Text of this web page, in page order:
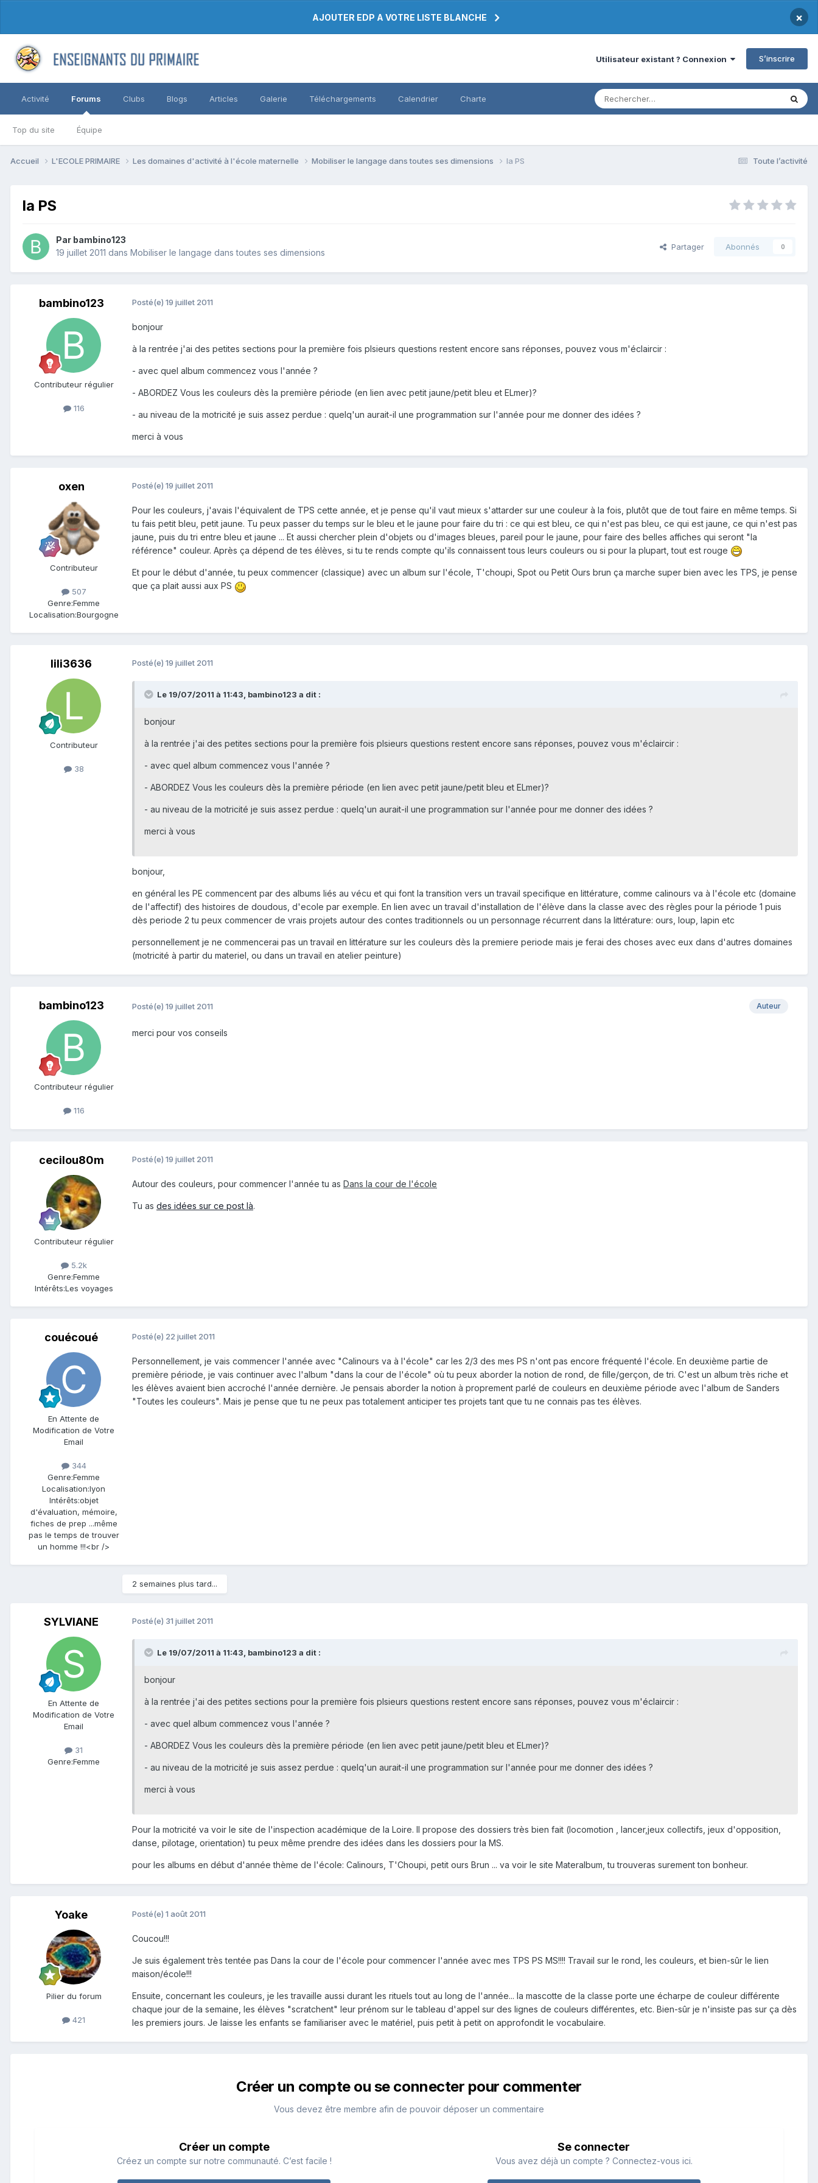
AJOUTER EDP A VOTRE LISTE BLANCHE ×
Utilisateur existant ? Connexion S’inscrire
Activité Forums
Top du site Équipe
Clubs Blogs Articles Galerie Téléchargements Calendrier Charte
Toute l’activité
Accueil L'ECOLE PRIMAIRE Les domaines d'activité à l'école maternelle Mobiliser le langage dans toutes ses dimensions la PS
la PS
Par bambino123
19 juillet 2011 dans Mobiliser le langage dans toutes ses dimensions
Partager Abonnés 0
bambino123
Contributeur régulier
116
Posté(e) 19 juillet 2011
bonjour
à la rentrée j'ai des petites sections pour la première fois plsieurs questions restent encore sans réponses, pouvez vous m'éclaircir :
- avec quel album commencez vous l'année ?
- ABORDEZ Vous les couleurs dès la première période (en lien avec petit jaune/petit bleu et ELmer)?
- au niveau de la motricité je suis assez perdue : quelq'un aurait-il une programmation sur l'année pour me donner des idées ?
merci à vous
oxen
Contributeur
507
Genre:Femme
Localisation:Bourgogne
Posté(e) 19 juillet 2011
Pour les couleurs, j'avais l'équivalent de TPS cette année, et je pense qu'il vaut mieux s'attarder sur une couleur à la fois, plutôt que de tout faire en même temps. Si
tu fais petit bleu, petit jaune. Tu peux passer du temps sur le bleu et le jaune pour faire du tri : ce qui est bleu, ce qui n'est pas bleu, ce qui est jaune, ce qui n'est pas
jaune, puis du tri entre bleu et jaune ... Et aussi chercher plein d'objets ou d'images bleues, pareil pour le jaune, pour faire des belles affiches qui seront "la
référence" couleur. Après ça dépend de tes élèves, si tu te rends compte qu'ils connaissent tous leurs couleurs ou si pour la plupart, tout est rouge
Et pour le début d'année, tu peux commencer (classique) avec un album sur l'école, T'choupi, Spot ou Petit Ours brun ça marche super bien avec les TPS, je pense
que ça plait aussi aux PS
lili3636
Contributeur
38
Posté(e) 19 juillet 2011
Le 19/07/2011 à 11:43, bambino123 a dit :
bonjour
à la rentrée j'ai des petites sections pour la première fois plsieurs questions restent encore sans réponses, pouvez vous m'éclaircir :
- avec quel album commencez vous l'année ?
- ABORDEZ Vous les couleurs dès la première période (en lien avec petit jaune/petit bleu et ELmer)?
- au niveau de la motricité je suis assez perdue : quelq'un aurait-il une programmation sur l'année pour me donner des idées ?
merci à vous
bonjour,
en général les PE commencent par des albums liés au vécu et qui font la transition vers un travail specifique en littérature, comme calinours va à l'école etc (domaine
de l'affectif) des histoires de doudous, d'ecole par exemple. En lien avec un travail d'installation de l'élève dans la classe avec des règles pour la période 1 puis
dès periode 2 tu peux commencer de vrais projets autour des contes traditionnels ou un personnage récurrent dans la littérature: ours, loup, lapin etc
personnellement je ne commencerai pas un travail en littérature sur les couleurs dès la premiere periode mais je ferai des choses avec eux dans d'autres domaines
(motricité à partir du materiel, ou dans un travail en atelier peinture)
bambino123
Contributeur régulier
116
Auteur
Posté(e) 19 juillet 2011
merci pour vos conseils
cecilou80m
Contributeur régulier
5.2k
Genre:Femme
Intérêts:Les voyages
Posté(e) 19 juillet 2011
Autour des couleurs, pour commencer l'année tu as Dans la cour de l'école
Tu as des idées sur ce post là.
couécoué
En Attente de
Modification de Votre
Email
344
Genre:Femme
Localisation:lyon
Intérêts:objet
d'évaluation, mémoire,
fiches de prep ...même
pas le temps de trouver
un homme !!!<br />
Posté(e) 22 juillet 2011
Personnellement, je vais commencer l'année avec "Calinours va à l'école" car les 2/3 des mes PS n'ont pas encore fréquenté l'école. En deuxième partie de
première période, je vais continuer avec l'album "dans la cour de l'école" où tu peux aborder la notion de rond, de fille/gerçon, de tri. C'est un album très riche et
les élèves avaient bien accroché l'année dernière. Je pensais aborder la notion à proprement parlé de couleurs en deuxième période avec l'album de Sanders
"Toutes les couleurs". Mais je pense que tu ne peux pas totalement anticiper tes projets tant que tu ne connais pas tes élèves.
2 semaines plus tard...
SYLVIANE
En Attente de
Modification de Votre
Email
31
Genre:Femme
Posté(e) 31 juillet 2011
Le 19/07/2011 à 11:43, bambino123 a dit :
bonjour
à la rentrée j'ai des petites sections pour la première fois plsieurs questions restent encore sans réponses, pouvez vous m'éclaircir :
- avec quel album commencez vous l'année ?
- ABORDEZ Vous les couleurs dès la première période (en lien avec petit jaune/petit bleu et ELmer)?
- au niveau de la motricité je suis assez perdue : quelq'un aurait-il une programmation sur l'année pour me donner des idées ?
merci à vous
Pour la motricité va voir le site de l'inspection académique de la Loire. Il propose des dossiers très bien fait (locomotion , lancer,jeux collectifs, jeux d'opposition,
danse, pilotage, orientation) tu peux même prendre des idées dans les dossiers pour la MS.
pour les albums en début d'année thème de l'école: Calinours, T'Choupi, petit ours Brun ... va voir le site Materalbum, tu trouveras surement ton bonheur.
Yoake
Pilier du forum
421
Posté(e) 1 août 2011
Coucou!!!
Je suis également très tentée pas Dans la cour de l'école pour commencer l'année avec mes TPS PS MS!!!! Travail sur le rond, les couleurs, et bien-sûr le lien
maison/école!!!
Ensuite, concernant les couleurs, je les travaille aussi durant les rituels tout au long de l'année... la mascotte de la classe porte une écharpe de couleur différente
chaque jour de la semaine, les élèves "scratchent" leur prénom sur le tableau d'appel sur des lignes de couleurs différentes, etc. Bien-sûr je n'insiste pas sur ça dès
les premiers jours. Je laisse les enfants se familiariser avec le matériel, puis petit à petit on approfondit le vocabulaire.
Créer un compte ou se connecter pour commenter
Vous devez être membre afin de pouvoir déposer un commentaire
Créer un compte
Créez un compte sur notre communauté. C’est facile !
Se connecter
Vous avez déjà un compte ? Connectez-vous ici.